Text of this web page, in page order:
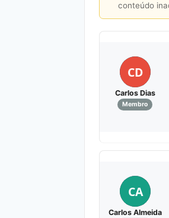
conteúdo
CD
Carlos Dias
Membro
CA
Carlos Almeida